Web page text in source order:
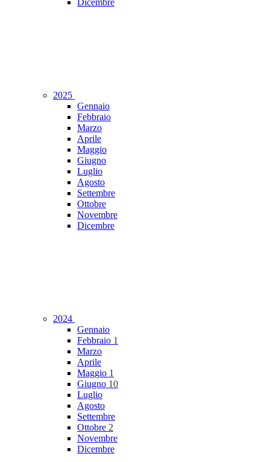
Dicembre
2025
Gennaio
Febbraio
Marzo
Aprile
Maggio
Giugno
Luglio
Agosto
Settembre
Ottobre
Novembre
Dicembre
2024
Gennaio
Febbraio 1
Marzo
Aprile
Maggio 1
Giugno 10
Luglio
Agosto
Settembre
Ottobre 2
Novembre
Dicembre